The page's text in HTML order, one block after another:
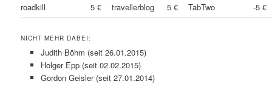
roadkill
5 € travellerblog 5 € TabTwo -5 €
NICHT MEHR DABEI:
Judith Böhm (seit 26.01.2015)
Holger Epp (seit 02.02.2015)
Gordon Geisler (seit 27.01.2014)